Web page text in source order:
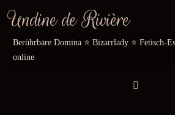
InhaltUndine de Rivière
Berührbare Domina ⭐️ Bizarrlady ⭐️ Fetisch-
online